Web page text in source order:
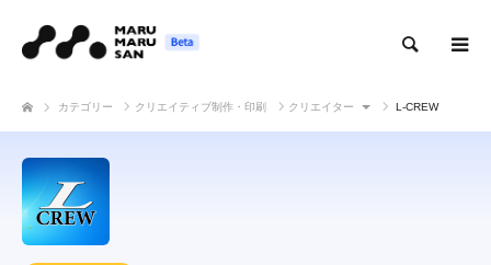
カテゴリー クリエイティブ制作・印刷 クリエイター L-CREW